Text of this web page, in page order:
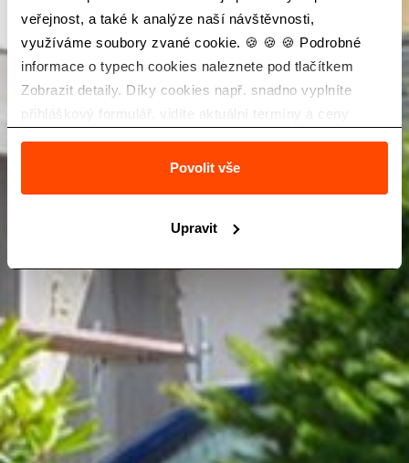
veřejnost, a také k analýze naší návštěvnosti,
využíváme soubory zvané cookie. 🍪 🍪 🍪 Podrobné
informace o typech cookies naleznete pod tlačítkem
Zobrazit detaily. Díky cookies např. snadno vyplníte
přihláškový formulář, vidíte aktuální termíny a ceny
Povolit vše
Upravit